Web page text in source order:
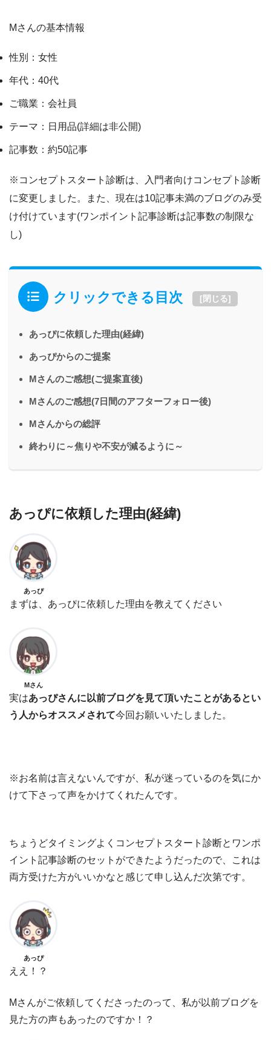
Mさんの基本情報
性別：女性
年代：40代
ご職業：会社員
テーマ：日用品(詳細は非公開)
記事数：約50記事
※コンセプトスタート診断は、入門者向けコンセプト診断
に変更しました。また、現在は10記事未満のブログのみ受
け付けています(ワンポイント記事診断は記事数の制限な
し)
クリックできる目次 [閉じる]
あっぴに依頼した理由(経緯)
あっぴからのご提案
Mさんのご感想(ご提案直後)
Mさんのご感想(7日間のアフターフォロー後)
Mさんからの総評
終わりに～焦りや不安が減るように～
あっぴに依頼した理由(経緯)
あっぴ
まずは、あっぴに依頼した理由を教えてください
Mさん
実はあっぴさんに以前ブログを見て頂いたことがあるとい
う人からオススメされて今回お願いいたしました。
※お名前は言えないんですが、私が迷っているのを気にか
けて下さって声をかけてくれたんです。
ちょうどタイミングよくコンセプトスタート診断とワンポ
イント記事診断のセットができたようだったので、これは
両方受けた方がいいかなと感じて申し込んだ次第です。
あっぴ
ええ！？
Mさんがご依頼してくださったのって、私が以前ブログを
見た方の声もあったのですか！？